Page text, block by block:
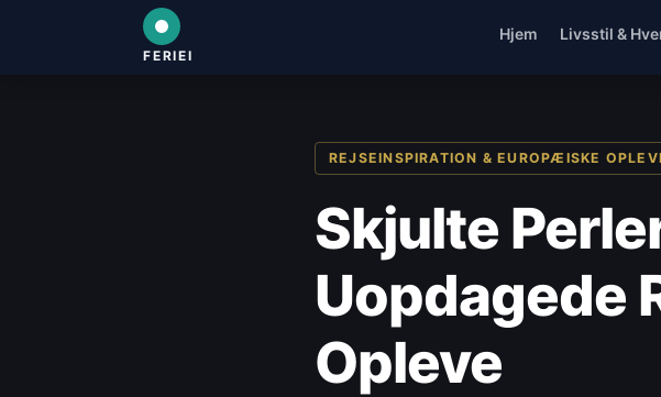
FERIEI
Hjem Livsstil &
REJSEINSPIRATION & EUROPÆISKE
Skjulte
Uopdagede
Opleve